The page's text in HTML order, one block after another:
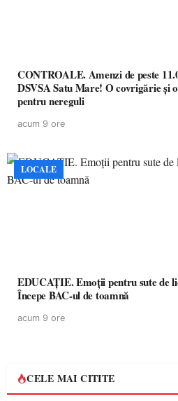
CONTROALE. Amenzi de peste
DSVSA Satu Mare! O covrigărie și
pentru nereguli
acum 9 ore
LOCALE
EDUCAȚIE. Emoții pentru sute de
Începe BAC-ul de toamnă
acum 9 ore
CELE MAI CITITE